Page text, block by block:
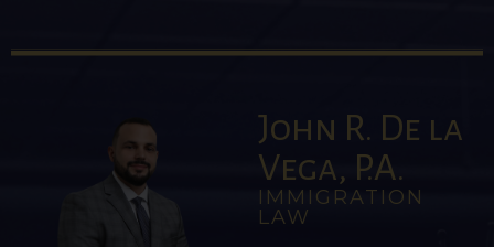
John R. De la
Vega, P.A.
IMMIGRATION
LAW